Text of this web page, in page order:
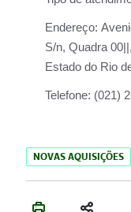
Endereço:
S/n, Quadra
Estado do Rio
Telefone: (021)
NOVAS AQUISIÇÕES